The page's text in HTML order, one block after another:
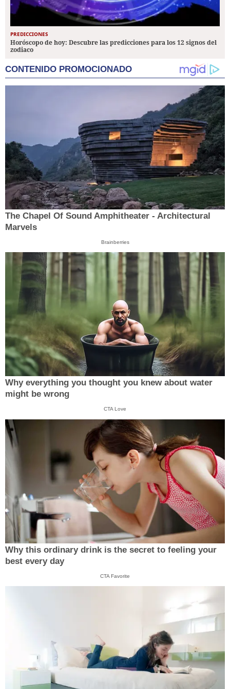
PREDICCIONES
Horóscopo de hoy: Descubre las predicciones para los 12 signos del
zodiaco
CONTENIDO PROMOCIONADO
The Chapel Of Sound Amphitheater - Architectural
Marvels
Brainberries
Why everything you thought you knew about water
might be wrong
CTA Love
Why this ordinary drink is the secret to feeling your
best every day
CTA Favorite